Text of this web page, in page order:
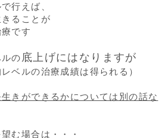
行えば、
ることが
です
の 底上げにはなりますが
ベルの治療成績は得られる）
きができるかについては別の話な
む場合は・・・